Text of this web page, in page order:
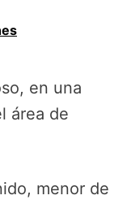
en una
área de
menor de